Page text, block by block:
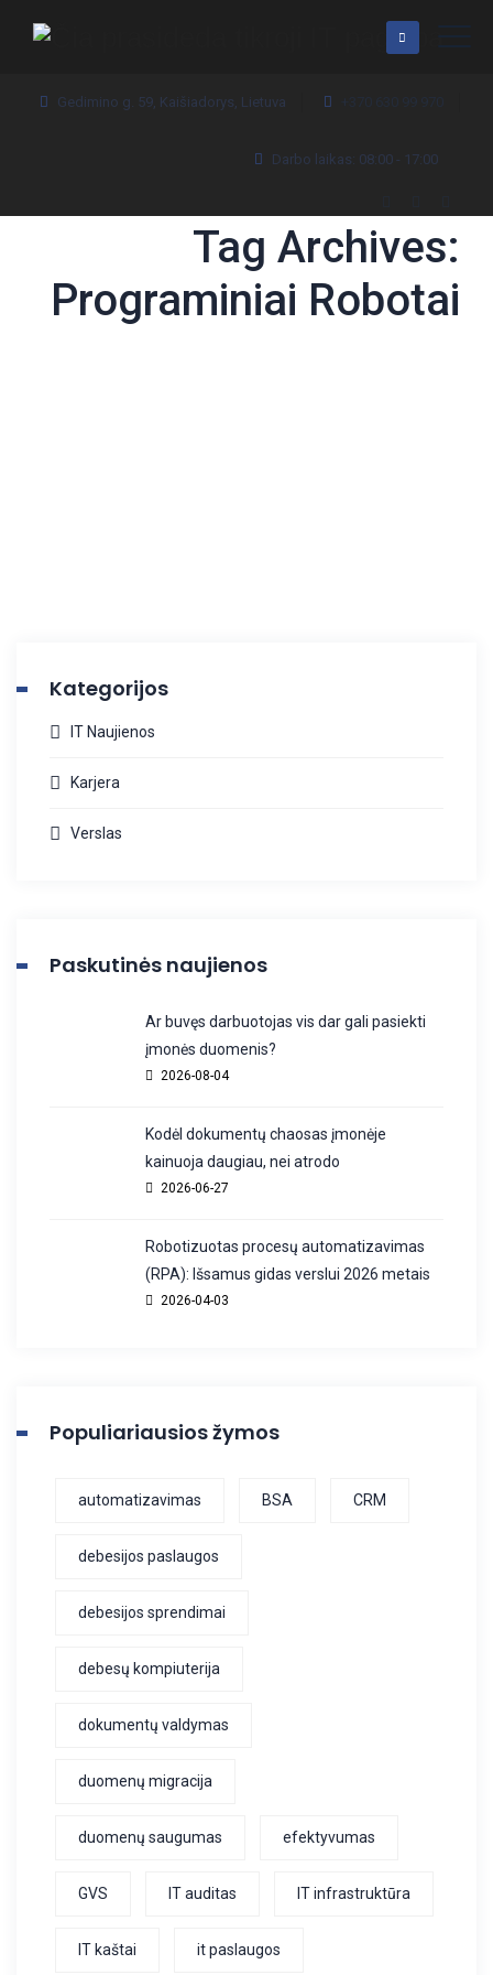
Gedimino g. 59, Kaišiadorys, Lietuva +370 630 99 970
Darbo laikas: 08:00 - 17:00
Tag Archives:
Programiniai Robotai
Kategorijos
IT Naujienos
Karjera
Verslas
Paskutinės naujienos
Ar buvęs darbuotojas vis dar gali pasiekti
įmonės duomenis?
2026-08-04
Kodėl dokumentų chaosas įmonėje
kainuoja daugiau, nei atrodo
2026-06-27
Robotizuotas procesų automatizavimas
(RPA): Išsamus gidas verslui 2026 metais
2026-04-03
Populiariausios žymos
automatizavimas BSA CRM
debesijos paslaugos
debesijos sprendimai
debesų kompiuterija
dokumentų valdymas
duomenų migracija
duomenų saugumas efektyvumas
GVS IT auditas IT infrastruktūra
IT kaštai it paslaugos